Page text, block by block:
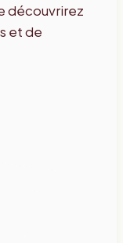
découvrirez
et de